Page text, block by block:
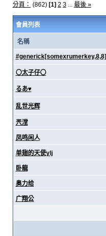
分頁： (862) [1] 2 3... 最後 »
會員列表
名稱
#generick[somexrumerkey,8,8]
〇太子仔〇
るあ♥
乱世光辉
兲漟
凤鸣闲人
单翅的天使ylj
卧龍
奥力给
广翔公